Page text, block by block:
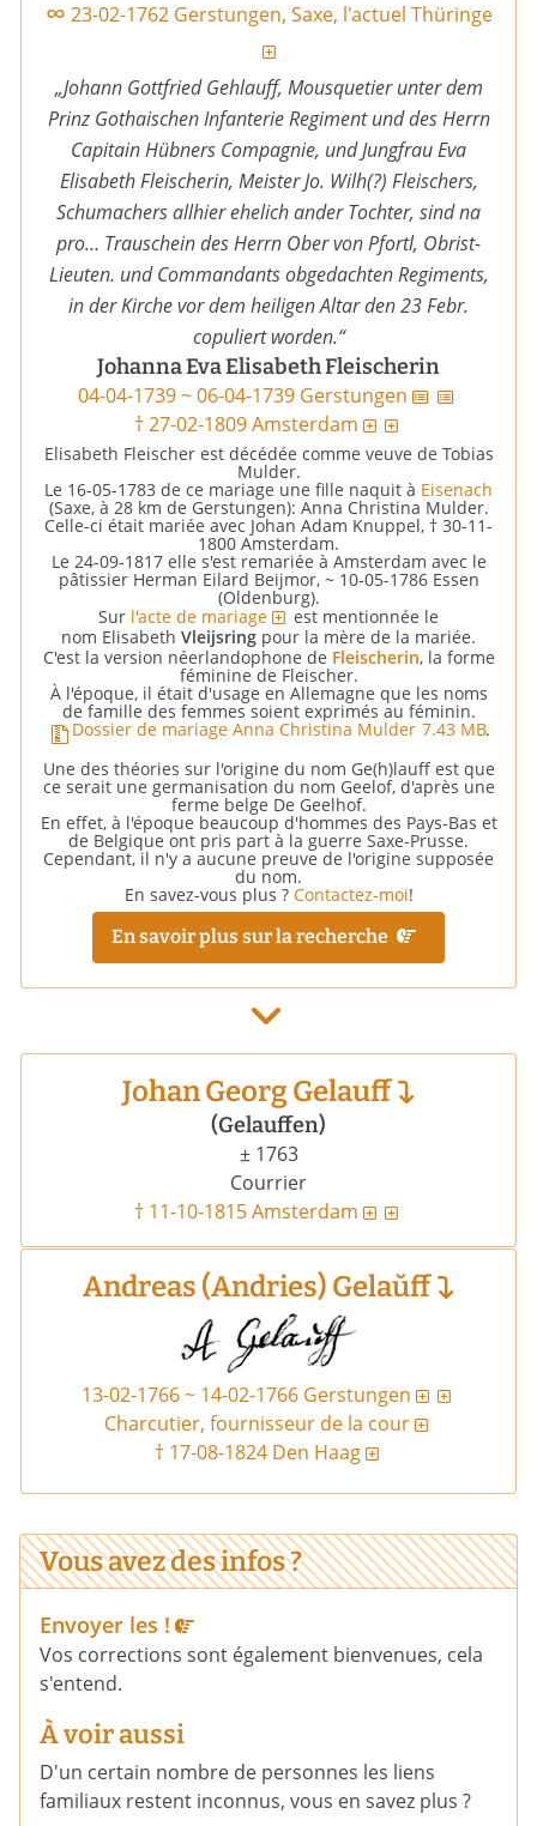
∞ 23-02-1762 Gerstungen, Saxe, l'actuel Thüringe
„Johann Gottfried Gehlauff, Mousquetier unter dem
Prinz Gothaischen Infanterie Regiment und des Herrn
Capitain Hübners Compagnie, und Jungfrau Eva
Elisabeth Fleischerin, Meister Jo. Wilh(?) Fleischers,
Schumachers allhier ehelich ander Tochter, sind na
pro… Trauschein des Herrn Ober von Pfortl, Obrist-
Lieuten. und Commandants obgedachten Regiments,
in der Kirche vor dem heiligen Altar den 23 Febr.
copuliert worden.“
Johanna Eva Elisabeth Fleischerin
04-04-1739 ~ 06-04-1739 Gerstungen
† 27-02-1809 Amsterdam
Elisabeth Fleischer est décédée comme veuve de Tobias
Mulder.
Le 16-05-1783 de ce mariage une fille naquit à Eisenach
(Saxe, à 28 km de Gerstungen): Anna Christina Mulder.
Celle-ci était mariée avec Johan Adam Knuppel, † 30-11-
1800 Amsterdam.
Le 24-09-1817 elle s'est remariée à Amsterdam avec le
pâtissier Herman Eilard Beijmor, ~ 10-05-1786 Essen
(Oldenburg).
Sur
l'acte de mariage
est mentionnée le
nom Elisabeth Vleijsring pour la mère de la mariée.
C'est la version néerlandophone de Fleischerin, la forme
féminine de Fleischer.
À l'époque, il était d'usage en Allemagne que les noms
de famille des femmes soient exprimés au féminin.
Dossier de mariage Anna Christina Mulder 7.43 MB.
Une des théories sur l'origine du nom Ge(h)lauff est que
ce serait une germanisation du nom Geelof, d'après une
ferme belge De Geelhof.
En effet, à l'époque beaucoup d'hommes des Pays-Bas et
de Belgique ont pris part à la guerre Saxe-Prusse.
Cependant, il n'y a aucune preuve de l'origine supposée
du nom.
En savez-vous plus ? Contactez-moi!
En savoir plus sur la recherche
Johan Georg Gelauff
(Gelauffen)
± 1763
Courrier
† 11-10-1815 Amsterdam
Andreas (Andries) Gelaŭff
13-02-1766 ~ 14-02-1766 Gerstungen
Charcutier, fournisseur de la cour
† 17-08-1824 Den Haag
Vous avez des infos ?
Envoyer les !
Vos corrections sont également bienvenues, cela
s'entend.
À voir aussi
D'un certain nombre de personnes les liens
familiaux restent inconnus, vous en savez plus ?